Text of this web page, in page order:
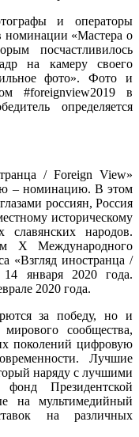
и операторы
номинации «Мастера о
посчастливилось
на камеру своего
фото». Фото и
#foreignview2019 в
определяется
/ Foreign View»
– номинацию. В этом
россиян, Россия
историческому
славянских народов.
Х Международного
«Взгляд иностранца /
января 2020 года.
2020 года.
за победу, но и
сообщества,
поколений цифровую
Лучшие
наряду с лучшими
Президентской
на мультимедийный
на различных